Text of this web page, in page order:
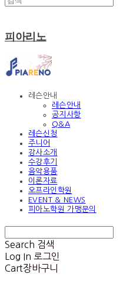
피아리노
레슨안내
레슨안내
공지사항
Q&A
레슨신청
주니어
강사소개
수강후기
음악용품
이론자료
오프라인학원
EVENT & NEWS
피아노학원 가맹문의
Search 검색
Log In 로그인
Cart장바구니